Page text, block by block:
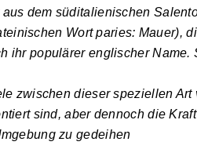
dem süditalienischen
Wort paries: Mauer),
ihr populärer englischer
zwischen dieser speziellen Art
sind, aber dennoch die
zu gedeihen